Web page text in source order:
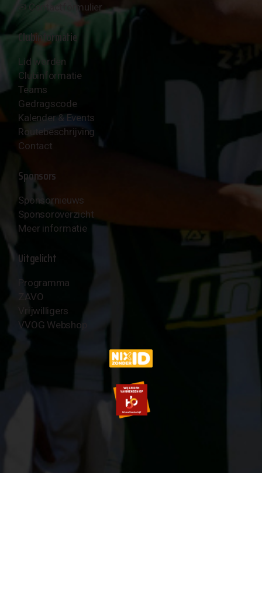
✉︎ Contactformulier
Clubinformatie
Lid worden
Clubinformatie
Teams
Gedragscode
Kalender & Events
Routebeschrijving
Contact
Sponsors
Sponsornieuws
Sponsoroverzicht
Meer informatie
Uitgelicht
Programma
ZAVO
Vrijwilligers
VVOG Webshop